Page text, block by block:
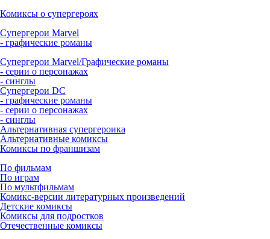
Комиксы о супергероях
Супергерои Marvel
- графические романы
Супергерои Marvel/Графические романы
- серии о персонажах
- синглы
Супергерои DC
- графические романы
- серии о персонажах
- синглы
Альтернативная супергероика
Альтернативные комиксы
Комиксы по франшизам
По фильмам
По играм
По мультфильмам
Комикс-версии литературных произведений
Детские комиксы
Комиксы для подростков
Отечественные комиксы